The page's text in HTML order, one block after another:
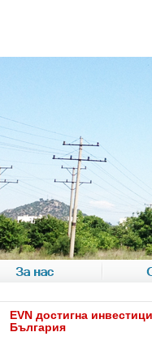
За нас
EVN достигна
България